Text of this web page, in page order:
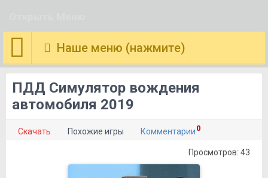
Наше меню (нажмите)
ПДД Симулятор вождения
автомобиля 2019
Скачать Похожие игры Комментарии 0
Просмотров: 43